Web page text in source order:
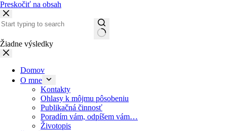
Preskočiť na obsah
Žiadne výsledky
Domov
O mne
Kontakty
Ohlasy k môjmu pôsobeniu
Publikačná činnosť
Poradím vám, odpíšem vám…
Životopis